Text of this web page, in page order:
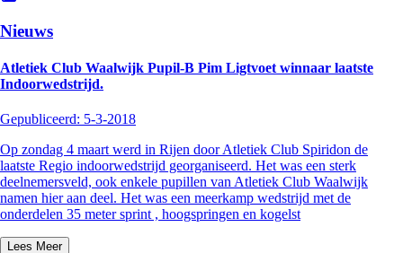
Nieuws
Atletiek Club Waalwijk Pupil-B Pim Ligtvoet winnaar laatste
Indoorwedstrijd.
Gepubliceerd: 5-3-2018
Op zondag 4 maart werd in Rijen door Atletiek Club Spiridon de
laatste Regio indoorwedstrijd georganiseerd. Het was een sterk
deelnemersveld, ook enkele pupillen van Atletiek Club Waalwijk
namen hier aan deel. Het was een meerkamp wedstrijd met de
onderdelen 35 meter sprint , hoogspringen en kogelst
Lees Meer